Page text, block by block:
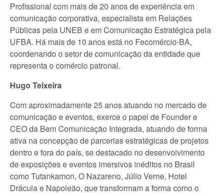
Profissional com mais de 20 anos de experiência em
comunicação corporativa, especialista em Relações
Públicas pela UNEB e em Comunicação Estratégica pela
UFBA. Há mais de 10 anos está no Fecomércio-BA,
coordenando o setor de comunicação da entidade que
representa o comércio patronal.
Hugo Teixeira
Com aproximadamente 25 anos atuando no mercado de
comunicação e eventos, exerce o papel de Founder e
CEO da Bem Comunicação Integrada, atuando de forma
ativa na concepção de parcerias estratégicas de projetos
dentro e fora do país, se destacado no desenvolvimento
de exposições e eventos imersivos inéditos no Brasil
como Tutankamon, O Nazareno, Júlio Verne, Hotel
Drácula e Napoleão, que transformam a forma como o